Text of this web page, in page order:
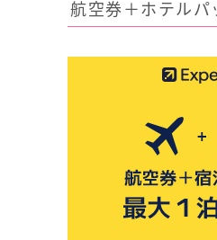
航空券＋ホテルパ